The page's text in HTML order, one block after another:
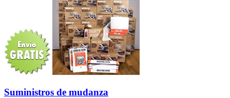
Suministros de mudanza